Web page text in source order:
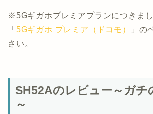
※5Gギガホプレミアプランにつきま
「 5Gギガホ プレミア（ドコモ）
」の
さい。
SH52Aのレビュー～ガチ
～